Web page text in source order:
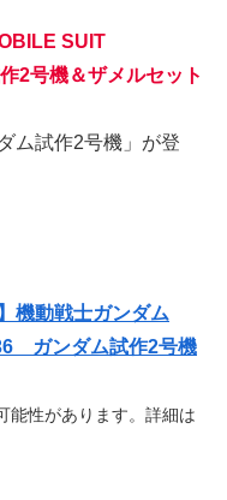
SUIT
号機＆ザメルセット
ム試作2号機」が登
機動戦士ガンダム
ガンダム試作2号機
能性があります。詳細は